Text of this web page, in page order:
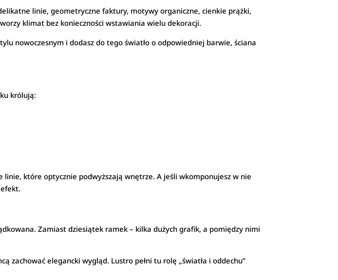
linie, geometryczne faktury, motywy organiczne, cienkie prążki,
klimat bez konieczności wstawiania wielu dekoracji.
nowoczesnym i dodasz do tego światło o odpowiedniej barwie, ściana
królują:
które optycznie podwyższają wnętrze. A jeśli wkomponujesz w nie
Zamiast dziesiątek ramek – kilka dużych grafik, a pomiędzy nimi
zachować elegancki wygląd. Lustro pełni tu rolę „światła i oddechu”